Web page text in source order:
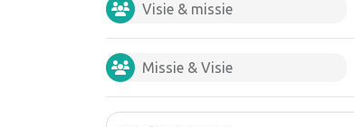
Visie & missie
Missie & Visie